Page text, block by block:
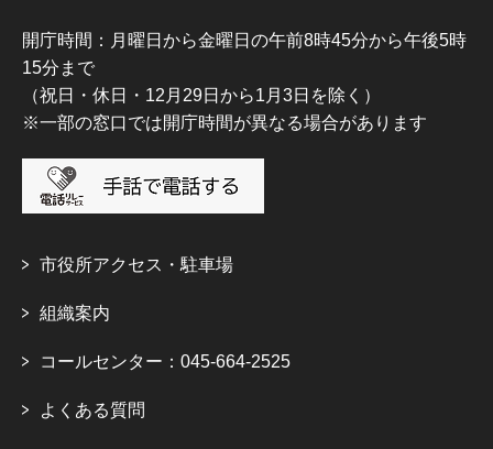
開庁時間：月曜日から金曜日の午前8時45分から午後5時
15分まで
（祝日・休日・12月29日から1月3日を除く）
※一部の窓口では開庁時間が異なる場合があります
市役所アクセス・駐車場
組織案内
コールセンター：045-664-2525
よくある質問